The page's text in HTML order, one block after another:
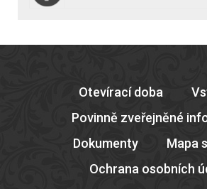
Otevírací doba
Povinně zveřejněné
Dokumenty
Mapa
Ochrana osobních